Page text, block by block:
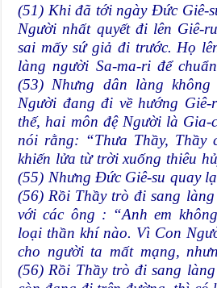
(51) Khi đã tới ngày Đức Giê-
Người nhất quyết đi lên Giê-
sai mấy sứ giả đi trước. Họ
làng người Sa-ma-ri để
(53) Nhưng dân làng
Người đang đi về hướng Giê-
thế, hai môn đệ Người là Gia-
nói rằng: “Thưa Thầy, Thầy
khiến lửa từ trời xuống thiêu
(55) Nhưng Đức Giê-su quay
(56) Rồi Thầy trò đi sang
với các ông : “Anh em
loại thần khí nào. Vì Con
cho người ta mất mạng,
(56) Rồi Thầy trò đi sang